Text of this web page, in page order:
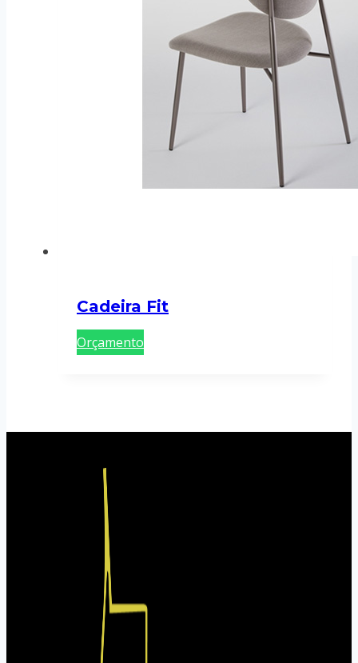
Cadeira Fit
Orçamento